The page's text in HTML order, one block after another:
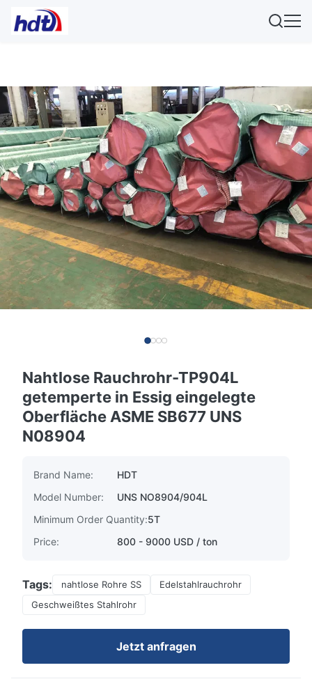
Nahtlose Rauchrohr-TP904L
getemperte in Essig eingelegte
Oberfläche ASME SB677 UNS
N08904
Brand Name:
HDT
Model Number:
UNS NO8904/904L
Minimum Order Quantity:5T
Price:
800 - 9000 USD / ton
Tags: nahtlose Rohre SS
Edelstahlrauchrohr
Geschweißtes Stahlrohr
Jetzt anfragen